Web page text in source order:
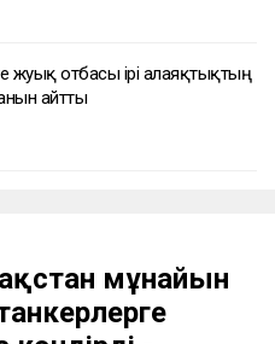
жуық отбасы ірі алаяқтықтың
айтты
мұнайын